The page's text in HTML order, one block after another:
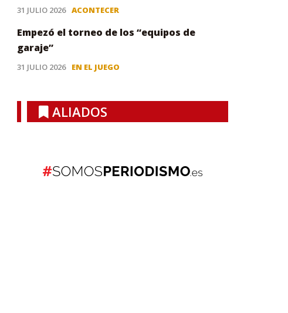
31 JULIO 2026 ACONTECER
Empezó el torneo de los “equipos de
garaje”
31 JULIO 2026 EN EL JUEGO
ALIADOS